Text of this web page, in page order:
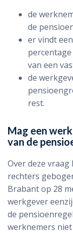
de
de
er vindt
van een
de
rest.
Mag een
van de
Over deze
rechters
Brabant op 28
werkgever
de
werknemers